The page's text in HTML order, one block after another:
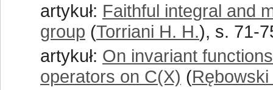
artykuł: Faithful integral and
group (Torriani H. H.), s. 71-
artykuł: On invariant
operators on C(X) (Rębowski